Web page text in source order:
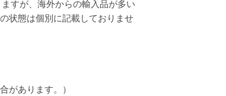
すが、海外からの輸入品が多い
状態は個別に記載しておりませ
あります。）